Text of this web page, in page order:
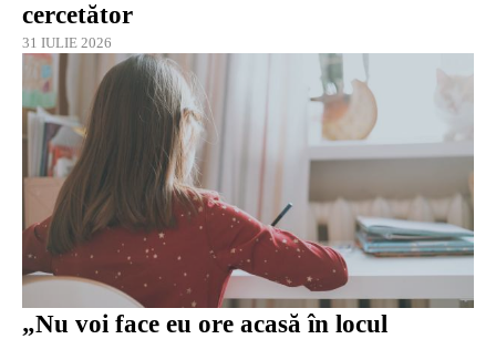
cercetător
31 IULIE 2026
„Nu voi face eu ore acasă în locul